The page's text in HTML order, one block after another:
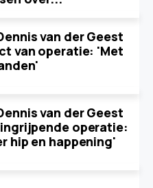
van der Geest
van operatie: 'Met
van der Geest
operatie:
hip en happening'